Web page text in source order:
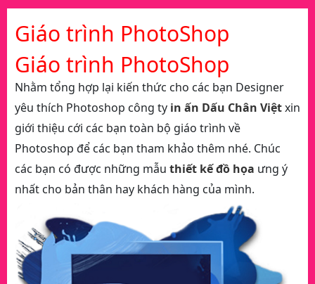
Giáo trình PhotoShop
Giáo trình PhotoShop
Nhằm tổng hợp lại kiến thức cho các bạn Designer
yêu thích Photoshop công ty in ấn Dấu Chân Việtxin
giới thiệu cới các bạn toàn bộ giáo trình về
Photoshop để các bạn tham khảo thêm nhé. Chúc
các bạn có được những mẫu thiết kế đồ họa ưng ý
nhất cho bản thân hay khách hàng của mình.